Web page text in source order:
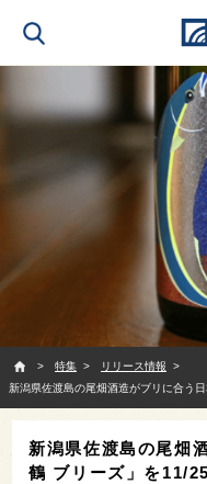
特集
リリース情報
新潟県佐渡島の尾畑酒造がブリに合う
新潟県佐渡島の尾畑
鶴 ブリーズ」を11/